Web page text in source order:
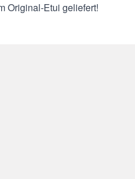
Original-Etui geliefert!